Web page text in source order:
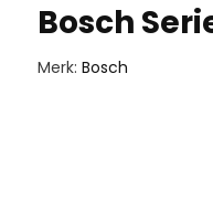
Bosch
Merk: Bosch